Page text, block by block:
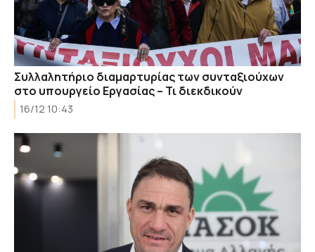
Συλλαλητήριο διαμαρτυρίας των συνταξιούχων
στο υπουργείο Εργασίας – Τι διεκδικούν
16/12 10:43